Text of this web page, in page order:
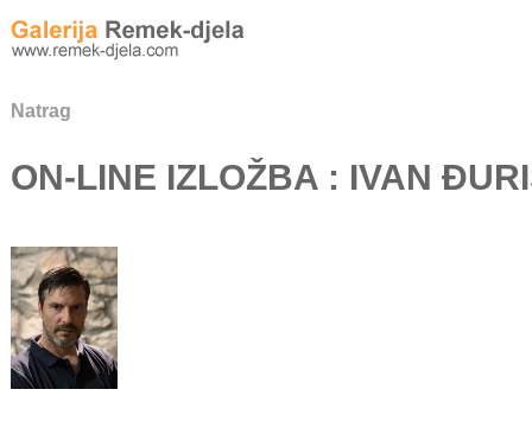
Natrag
ON-LINE IZLOŽBA : IVAN